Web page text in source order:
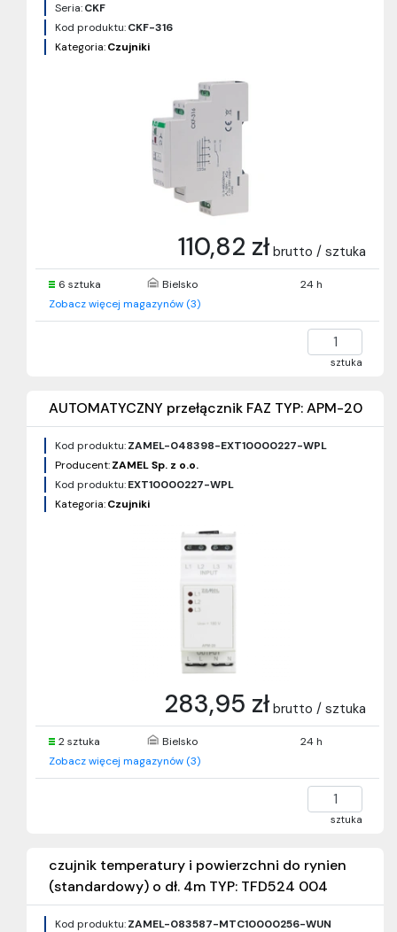
Seria:CKF
Kod produktu:CKF-316
Kategoria:Czujniki
110,82 zł brutto / sztuka
6 sztuka Bielsko
24 h
Zobacz więcej magazynów (3)
sztuka
AUTOMATYCZNY przełącznik FAZ TYP: APM-20
Kod produktu:ZAMEL-048398-EXT10000227-WPL
Producent:ZAMEL Sp. z o.o.
Kod produktu:EXT10000227-WPL
Kategoria:Czujniki
283,95 zł brutto / sztuka
2 sztuka Bielsko
24 h
Zobacz więcej magazynów (3)
sztuka
czujnik temperatury i powierzchni do rynien
(standardowy) o dł. 4m TYP: TFD524 004
Kod produktu:ZAMEL-083587-MTC10000256-WUN